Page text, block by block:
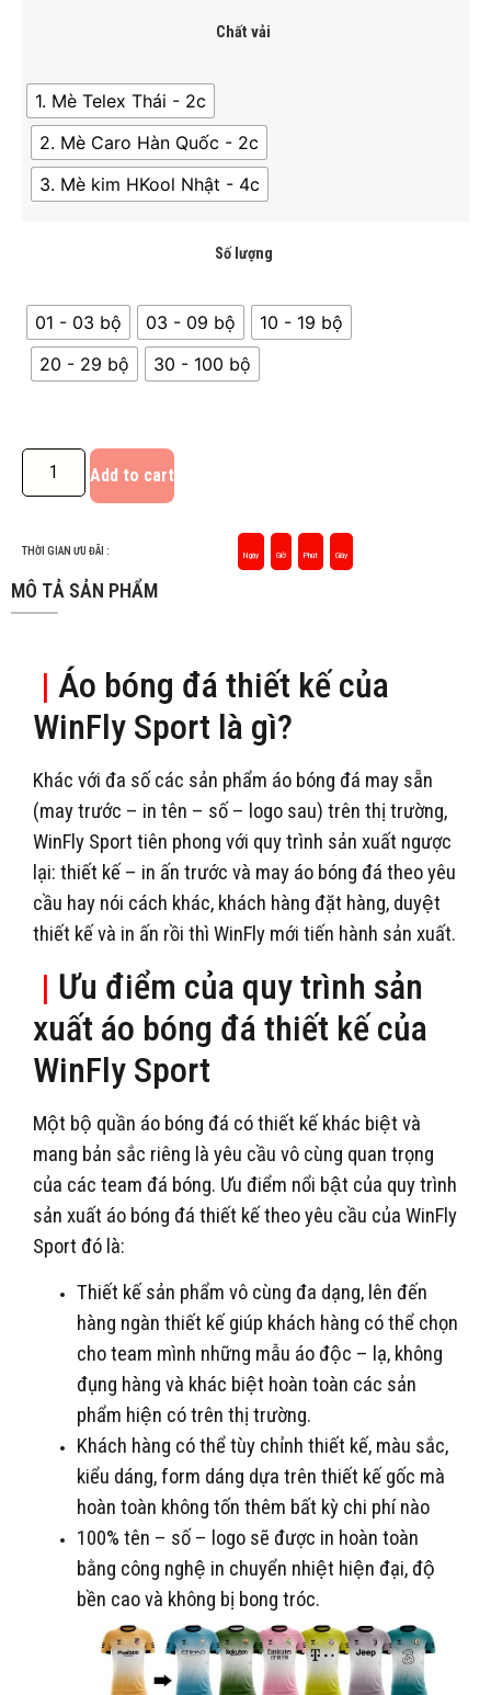
Chất vải
1. Mè Telex Thái - 2c
2. Mè Caro Hàn Quốc - 2c
3. Mè kim HKool Nhật - 4c
Số lượng
01 - 03 bộ 03 - 09 bộ
10 - 19 bộ
20 - 29 bộ
30 - 100 bộ
Add to cart
THỜI GIAN ƯU ĐÃI : Ngày Giờ Phút Giây
MÔ TẢ SẢN PHẨM
| Áo bóng đá thiết kế của
WinFly Sport là gì?
Khác với đa số các sản phẩm áo bóng đá may sẵn
(may trước – in tên – số – logo sau) trên thị trường,
WinFly Sport tiên phong với quy trình sản xuất ngược
lại: thiết kế – in ấn trước và may áo bóng đá theo yêu
cầu hay nói cách khác, khách hàng đặt hàng, duyệt
thiết kế và in ấn rồi thì WinFly mới tiến hành sản xuất.
| Ưu điểm của quy trình sản
xuất áo bóng đá thiết kế của
WinFly Sport
Một bộ quần áo bóng đá có thiết kế khác biệt và
mang bản sắc riêng là yêu cầu vô cùng quan trọng
của các team đá bóng. Ưu điểm nổi bật của quy trình
sản xuất áo bóng đá thiết kế theo yêu cầu của WinFly
Sport đó là:
Thiết kế sản phẩm vô cùng đa dạng, lên đến
hàng ngàn thiết kế giúp khách hàng có thể chọn
cho team mình những mẫu áo độc – lạ, không
đụng hàng và khác biệt hoàn toàn các sản
phẩm hiện có trên thị trường.
Khách hàng có thể tùy chỉnh thiết kế, màu sắc,
kiểu dáng, form dáng dựa trên thiết kế gốc mà
hoàn toàn không tốn thêm bất kỳ chi phí nào
100% tên – số – logo sẽ được in hoàn toàn
bằng công nghệ in chuyển nhiệt hiện đại, độ
bền cao và không bị bong tróc.